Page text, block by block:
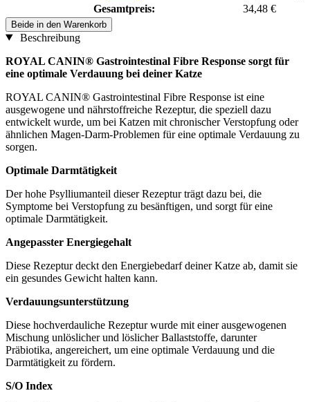
Gesamtpreis:
34,48 €
Beide in den Warenkorb
Beschreibung
ROYAL CANIN® Gastrointestinal Fibre Response sorgt für
eine optimale Verdauung bei deiner Katze
ROYAL CANIN® Gastrointestinal Fibre Response ist eine
ausgewogene und nährstoffreiche Rezeptur, die speziell dazu
entwickelt wurde, um bei Katzen mit chronischer Verstopfung oder
ähnlichen Magen-Darm-Problemen für eine optimale Verdauung zu
sorgen.
Optimale Darmtätigkeit
Der hohe Psylliumanteil dieser Rezeptur trägt dazu bei, die
Symptome bei Verstopfung zu besänftigen, und sorgt für eine
optimale Darmtätigkeit.
Angepasster Energiegehalt
Diese Rezeptur deckt den Energiebedarf deiner Katze ab, damit sie
ein gesundes Gewicht halten kann.
Verdauungsunterstützung
Diese hochverdauliche Rezeptur wurde mit einer ausgewogenen
Mischung unlöslicher und löslicher Ballaststoffe, darunter
Präbiotika, angereichert, um eine optimale Verdauung und die
Darmtätigkeit zu fördern.
S/O Index